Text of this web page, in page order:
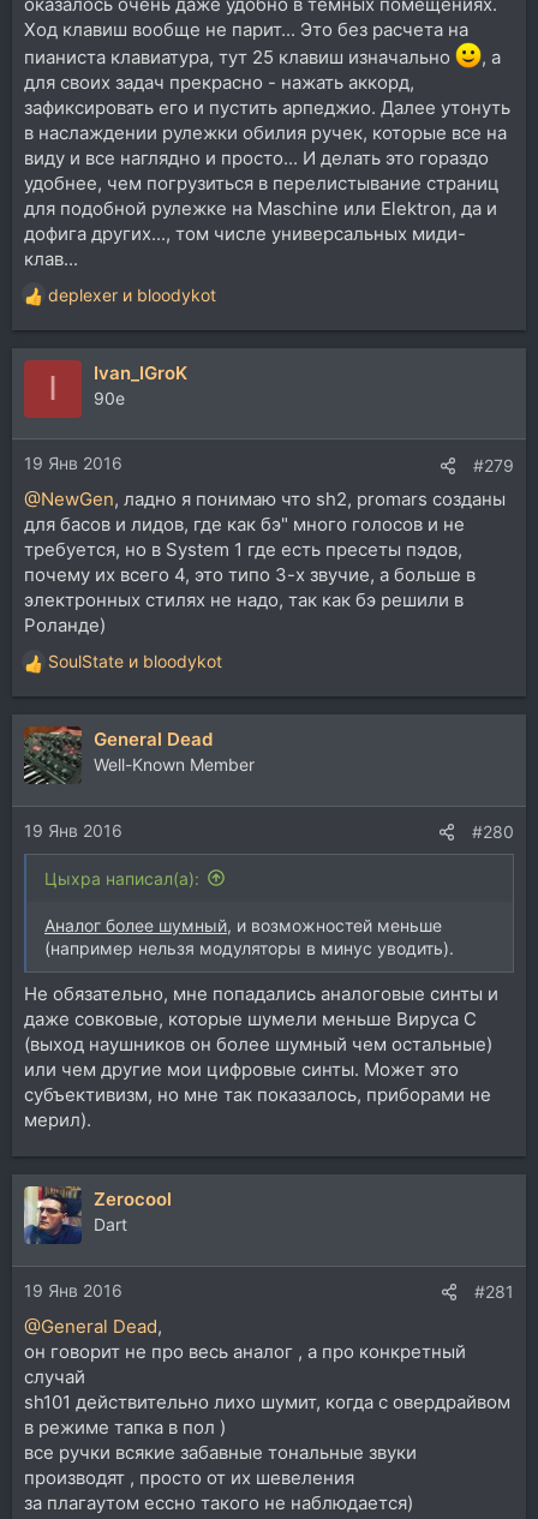
Ход клавиш вообще не парит... Это без расчета на
пианиста клавиатура, тут 25 клавиш изначально
, а
для своих задач прекрасно - нажать аккорд,
зафиксировать его и пустить арпеджио. Далее утонуть
в наслаждении рулежки обилия ручек, которые все на
виду и все наглядно и просто... И делать это гораздо
удобнее, чем погрузиться в перелистывание страниц
для подобной рулежке на Maschine или Elektron, да и
дофига других..., том числе универсальных миди-
клав...
Р
е
а
и
и
:
deplexer и bloodykot
I Ivan_IGroK
90e
19 Янв 2016 #279
@NewGen, ладно я понимаю что sh2, promars созданы
для басов и лидов, где как бэ" много голосов и не
требуется, но в System 1 где есть пресеты пэдов,
почему их всего 4, это типо 3-х звучие, а больше в
электронных стилях не надо, так как бэ решили в
Роланде)
Р
е
а
к
ц
и
и
:
SoulState и bloodykot
General Dead
Well-Known Member
19 Янв 2016 #280
Цыхра написал(а):
Аналог более шумный, и возможностей меньше
(например нельзя модуляторы в минус уводить).
Не обязательно, мне попадались аналоговые синты и
даже совковые, которые шумели меньше Вируса С
(выход наушников он более шумный чем остальные)
или чем другие мои цифровые синты. Может это
субъективизм, но мне так показалось, приборами не
мерил).
Zerocool
Dart
19 Янв 2016 #281
@General Dead,
он говорит не про весь аналог , а про конкретный
случай
sh101 действительно лихо шумит, когда с овердрайвом
в режиме тапка в пол )
все ручки всякие забавные тональные звуки
производят , просто от их шевеления
за плагаутом ессно такого не наблюдается)